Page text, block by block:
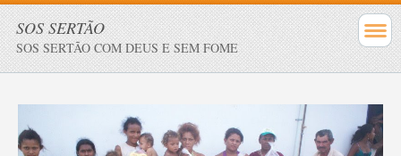
SOS SERTÃO
SOS SERTÃO COM DEUS E SEM FOME